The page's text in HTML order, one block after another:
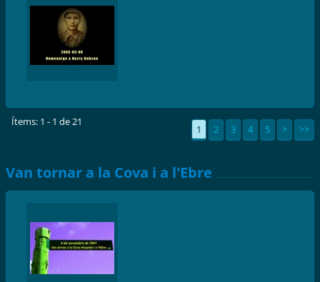
Ítems: 1 - 1 de 21
1 2 3 4 5 > >>
Van tornar a la Cova i a l'Ebre